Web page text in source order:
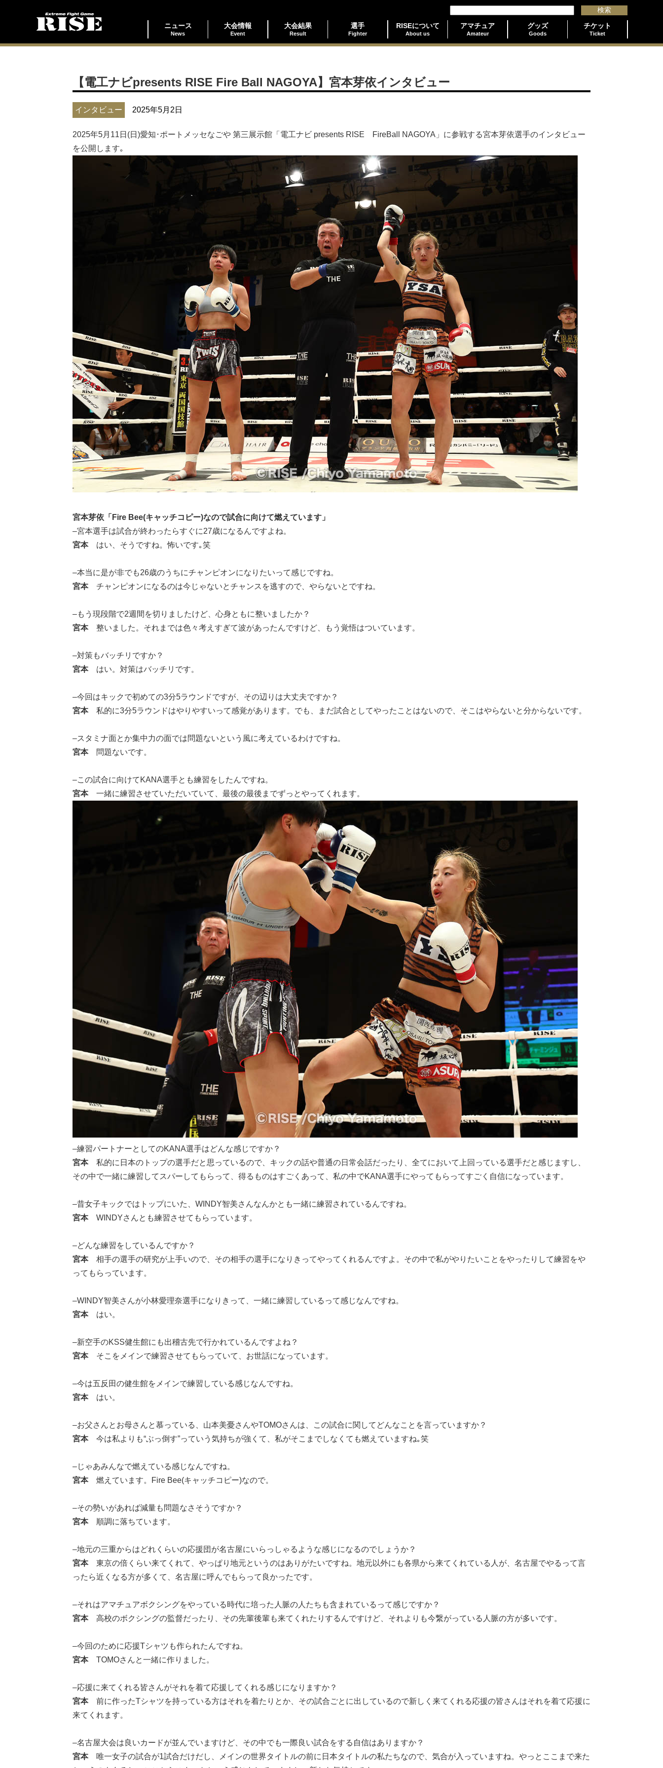
ニュース
News
大会情報
Event
大会結果
Result
選手
Fighter
RISEについて
About us
アマチュア
Amateur
グッズ
Goods
チケット
Ticket
【電工ナビpresents RISE Fire Ball NAGOYA】宮本芽依インタビュー
インタビュー 2025年5月2日
2025年5月11日(日)愛知･ポートメッセなごや 第三展示館「電工ナビ presents RISE FireBall NAGOYA」に参戦する宮本芽依選手のインタビュー
を公開します｡
宮本芽依「Fire Bee(キャッチコピー)なので試合に向けて燃えています」
–宮本選手は試合が終わったらすぐに27歳になるんですよね。
宮本はい、そうですね。怖いです｡笑
–本当に是が非でも26歳のうちにチャンピオンになりたいって感じですね。
宮本チャンピオンになるのは今じゃないとチャンスを逃すので、やらないとですね。
–もう現段階で2週間を切りましたけど、心身ともに整いましたか？
宮本整いました。それまでは色々考えすぎて波があったんですけど、もう覚悟はついています。
–対策もバッチリですか？
宮本はい。対策はバッチリです。
–今回はキックで初めての3分5ラウンドですが、その辺りは大丈夫ですか？
宮本私的に3分5ラウンドはやりやすいって感覚があります。でも、まだ試合としてやったことはないので、そこはやらないと分からないです。
–スタミナ面とか集中力の面では問題ないという風に考えているわけですね。
宮本問題ないです。
–この試合に向けてKANA選手とも練習をしたんですね。
宮本一緒に練習させていただいていて、最後の最後までずっとやってくれます。
–練習パートナーとしてのKANA選手はどんな感じですか？
宮本私的に日本のトップの選手だと思っているので、キックの話や普通の日常会話だったり、全てにおいて上回っている選手だと感じますし、
その中で一緒に練習してスパーしてもらって、得るものはすごくあって、私の中でKANA選手にやってもらってすごく自信になっています。
–昔女子キックではトップにいた、WINDY智美さんなんかとも一緒に練習されているんですね。
宮本WINDYさんとも練習させてもらっています。
–どんな練習をしているんですか？
宮本相手の選手の研究が上手いので、その相手の選手になりきってやってくれるんですよ。その中で私がやりたいことをやったりして練習をや
ってもらっています。
–WINDY智美さんが小林愛理奈選手になりきって、一緒に練習しているって感じなんですね。
宮本はい。
–新空手のKSS健生館にも出稽古先で行かれているんですよね？
宮本そこをメインで練習させてもらっていて、お世話になっています。
–今は五反田の健生館をメインで練習している感じなんですね。
宮本はい。
–お父さんとお母さんと慕っている、山本美憂さんやTOMOさんは、この試合に関してどんなことを言っていますか？
宮本今は私よりも“ぶっ倒す”っていう気持ちが強くて、私がそこまでしなくても燃えていますね｡笑
–じゃあみんなで燃えている感じなんですね。
宮本燃えています。Fire Bee(キャッチコピー)なので。
–その勢いがあれば減量も問題なさそうですか？
宮本順調に落ちています。
–地元の三重からはどれくらいの応援団が名古屋にいらっしゃるような感じになるのでしょうか？
宮本東京の倍くらい来てくれて、やっぱり地元というのはありがたいですね。地元以外にも各県から来てくれている人が、名古屋でやるって言
ったら近くなる方が多くて、名古屋に呼んでもらって良かったです。
–それはアマチュアボクシングをやっている時代に培った人脈の人たちも含まれているって感じですか？
宮本高校のボクシングの監督だったり、その先輩後輩も来てくれたりするんですけど、それよりも今繋がっている人脈の方が多いです。
–今回のために応援Tシャツも作られたんですね。
宮本TOMOさんと一緒に作りました。
–応援に来てくれる皆さんがそれを着て応援してくれる感じになりますか？
宮本前に作ったTシャツを持っている方はそれを着たりとか、その試合ごとに出しているので新しく来てくれる応援の皆さんはそれを着て応援に
来てくれます。
–名古屋大会は良いカードが並んでいますけど、その中でも一際良い試合をする自信はありますか？
宮本唯一女子の試合が1試合だけだし、メインの世界タイトルの前に日本タイトルの私たちなので、気合が入っていますね。やっとここまで来た